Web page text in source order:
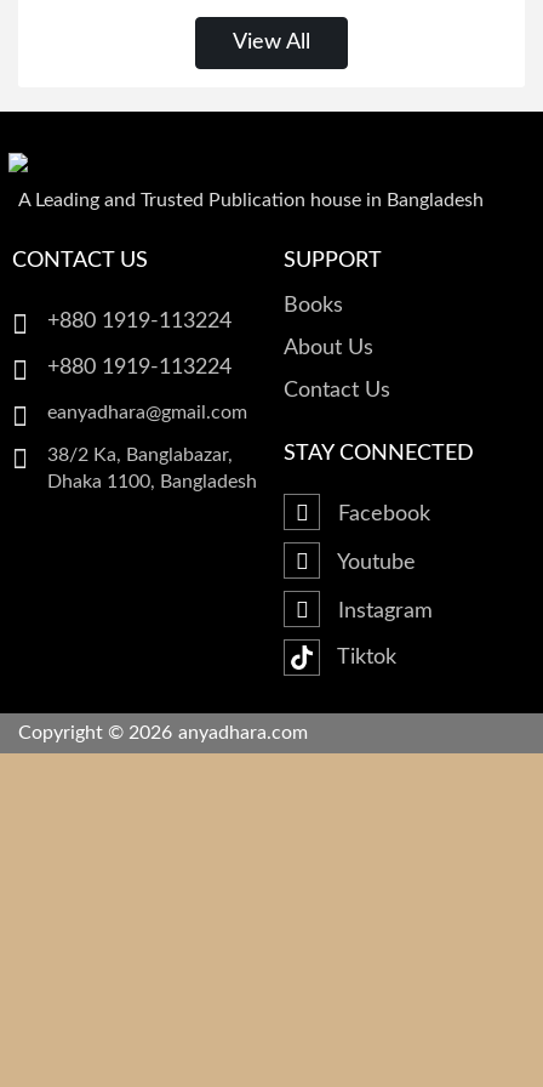
View All
A Leading and Trusted Publication house in Bangladesh
CONTACT US
+880 1919-113224
+880 1919-113224
eanyadhara@gmail.com
38/2 Ka, Banglabazar,
Dhaka 1100, Bangladesh
SUPPORT
Books
About Us
Contact Us
STAY CONNECTED
Facebook
Youtube
Instagram
Tiktok
Copyright © 2026 anyadhara.com